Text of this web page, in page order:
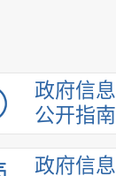
政府信息
公开指南
政府信息